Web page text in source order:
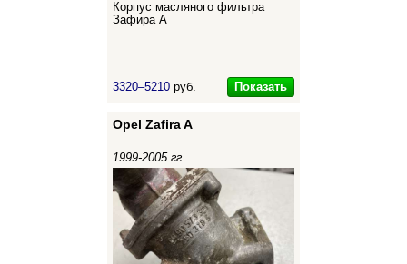
Корпус масляного фильтра
Зафира А
3320–5210 руб. Показать
Opel Zafira A
1999-2005 гг.